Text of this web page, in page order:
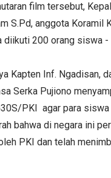
film tersebut,
S.Pd, anggota Koramil
diikuti 200 orang siswa
Kapten Inf. Ngadisan,
Serka Pujiono
PKI agar para
bahwa di negara ini
PKI dan telah